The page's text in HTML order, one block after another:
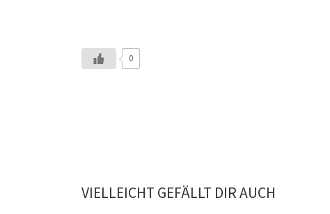
0
VIELLEICHT GEFÄLLT DIR AUCH